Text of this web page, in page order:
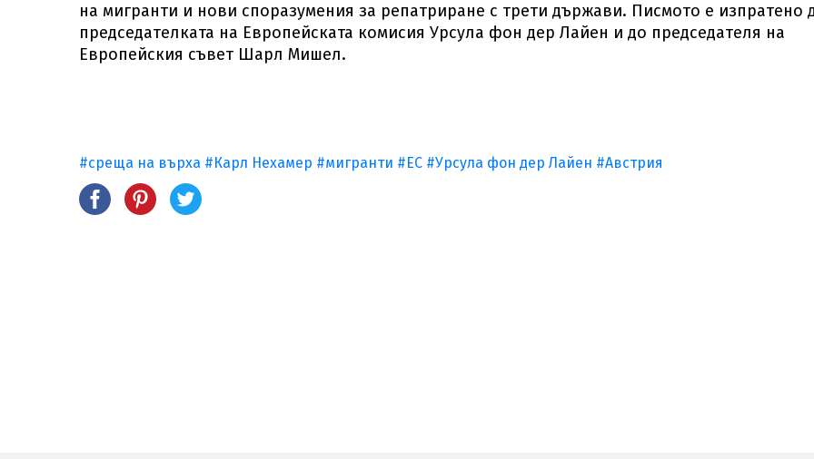
на мигранти и нови споразумения за репатриране с трети държави. Писмото е изпратено
председателката на Европейската комисия Урсула фон дер Лайен и до председателя на
Европейския съвет Шарл Мишел.
#среща на върха #Карл Нехамер #мигранти #ЕС #Урсула фон дер Лайен #Австрия